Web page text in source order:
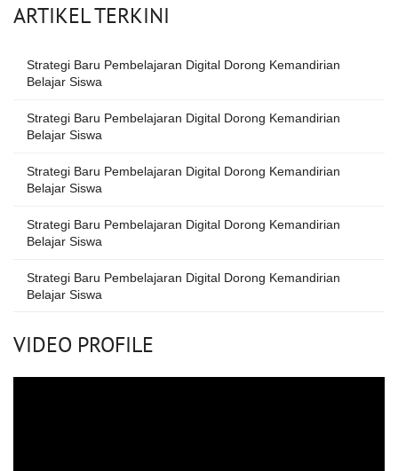
ARTIKEL TERKINI
Strategi Baru Pembelajaran Digital Dorong Kemandirian
Belajar Siswa
Strategi Baru Pembelajaran Digital Dorong Kemandirian
Belajar Siswa
Strategi Baru Pembelajaran Digital Dorong Kemandirian
Belajar Siswa
Strategi Baru Pembelajaran Digital Dorong Kemandirian
Belajar Siswa
Strategi Baru Pembelajaran Digital Dorong Kemandirian
Belajar Siswa
VIDEO PROFILE